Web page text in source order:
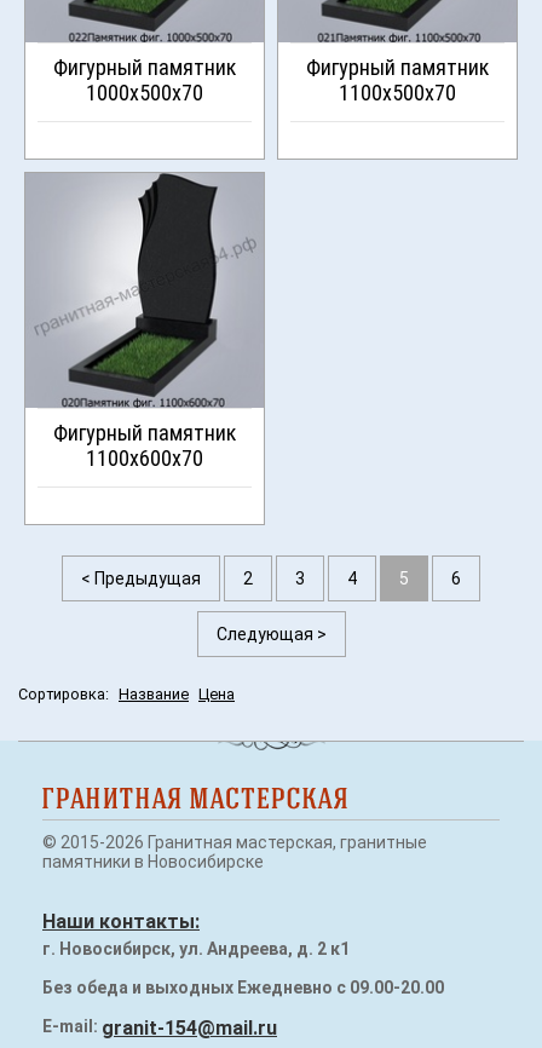
Фигурный памятник
1000х500х70
Фигурный памятник
1100х500х70
Фигурный памятник
1100х600х70
< Предыдущая 2 3 4 5 6
Следующая >
Сортировка: Название Цена
© 2015-2026 Гранитная мастерская, гранитные
памятники в Новосибирске
Наши контакты:
г. Новосибирск, ул. Андреева, д. 2 к1
Без обеда и выходных Ежедневно с 09.00-20.00
E-mail: granit-154@mail.ru